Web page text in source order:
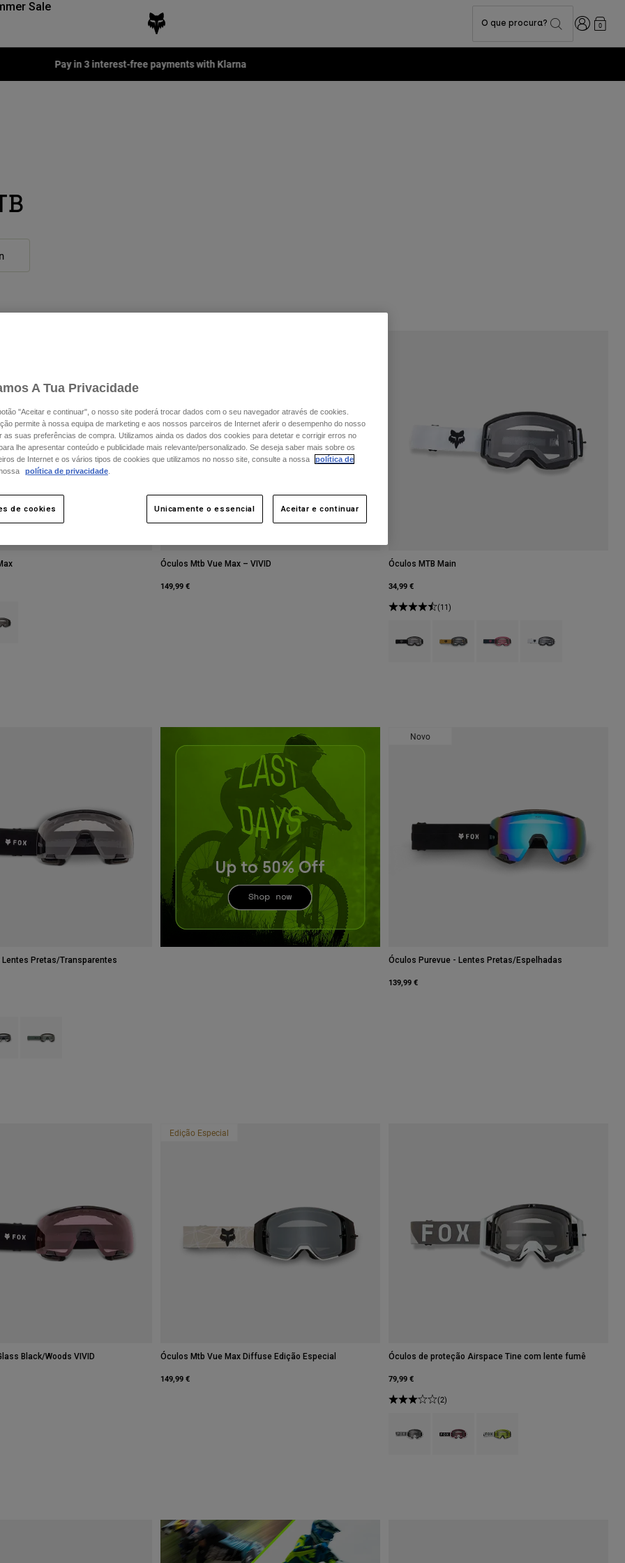
Sale
O que procura? Iniciar0
Pay in 3 interest-free payments with Klarna
Óculos Mtb Vue Max – VIVID
149,99 €
Óculos MTB Main
34,99 €
(11)
Pretas/Transparentes
Novo
Óculos Purevue - Lentes Pretas/Espelhadas
139,99 €
Black/Woods VIVID
Edição Especial
Óculos Mtb Vue Max Diffuse Edição Especial
149,99 €
Óculos de proteção Airspace Tine com lente fumê
79,99 €
(2)
A Tua Privacidade
"Aceitar e continuar", o nosso site poderá trocar dados com o seu navegador através de cookies.
permite à nossa equipa de marketing e aos nossos parceiros de Internet aferir o desempenho do nosso
as suas preferências de compra. Utilizamos ainda os dados dos cookies para detetar e corrigir erros no
lhe apresentar conteúdo e publicidade mais relevante/personalizado. Se deseja saber mais sobre os
de Internet e os vários tipos de cookies que utilizamos no nosso site, consulte a nossa
política de
política de privacidade.
de cookies Unicamente o essencial Aceitar e continuar